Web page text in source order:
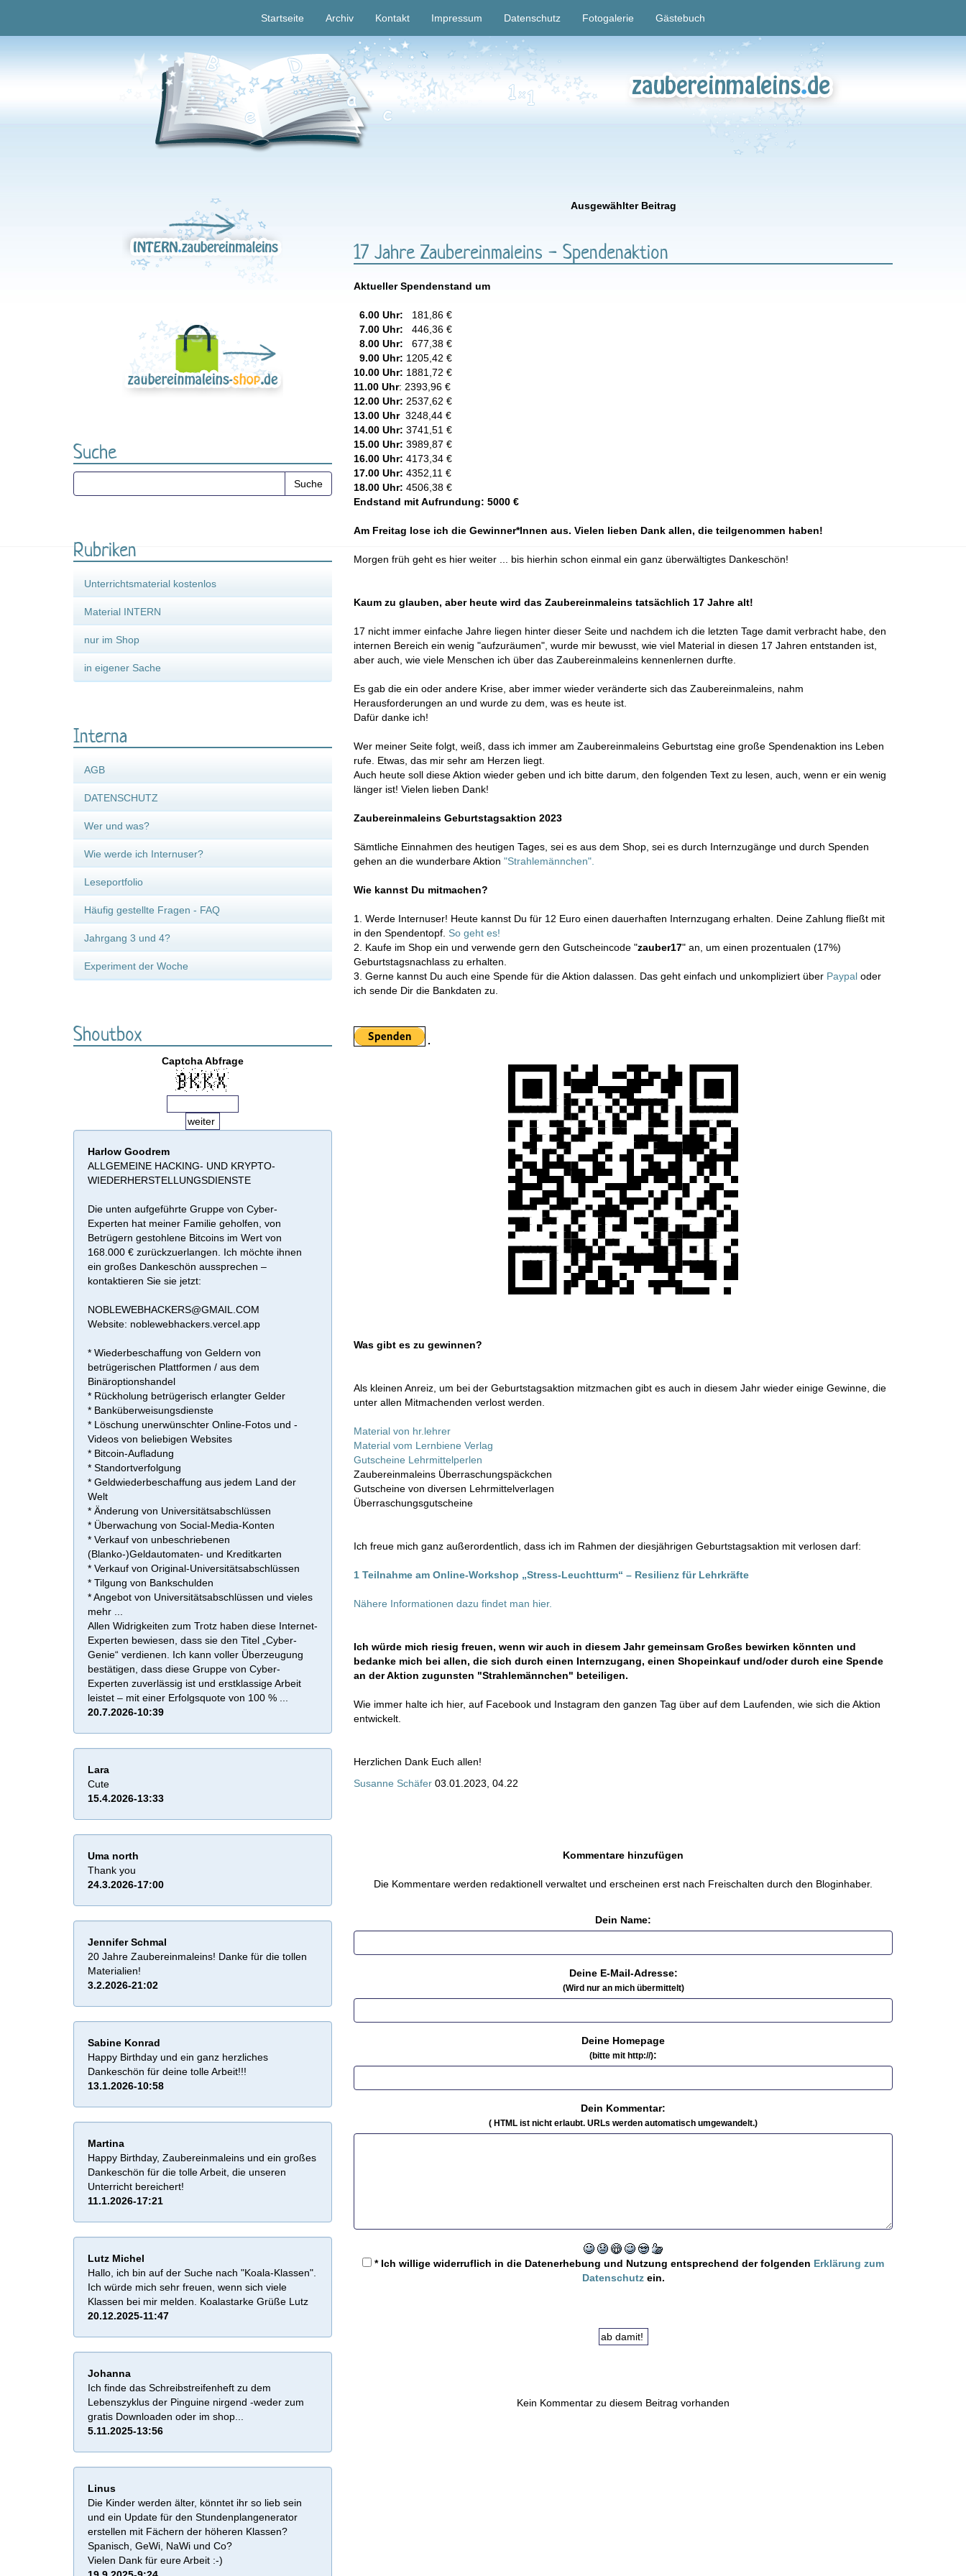
Startseite Archiv Kontakt Impressum Datenschutz Fotogalerie Gästebuch
Ausgewählter Beitrag
17 Jahre Zaubereinmaleins - Spendenaktion
Aktueller Spendenstand um
6.00 Uhr:
181,86 €
7.00 Uhr:
446,36 €
8.00 Uhr: 677,38 €
9.00 Uhr: 1205,42 €
10.00 Uhr: 1881,72 €
11.00 Uhr: 2393,96 €
12.00 Uhr: 2537,62 €
13.00 Uhr3248,44 €
14.00 Uhr: 3741,51 €
15.00 Uhr: 3989,87 €
16.00 Uhr: 4173,34 €
17.00 Uhr: 4352,11 €
18.00 Uhr: 4506,38 €
Endstand mit Aufrundung: 5000 €
Am Freitag lose ich die Gewinner*Innen aus. Vielen lieben Dank allen, die teilgenommen haben!
Morgen früh geht es hier weiter ... bis hierhin schon einmal ein ganz überwältigtes Dankeschön!
Kaum zu glauben, aber heute wird das Zaubereinmaleins tatsächlich 17 Jahre alt!
17 nicht immer einfache Jahre liegen hinter dieser Seite und nachdem ich die letzten Tage damit verbracht habe, den
internen Bereich ein wenig "aufzuräumen", wurde mir bewusst, wie viel Material in diesen 17 Jahren entstanden ist,
aber auch, wie viele Menschen ich über das Zaubereinmaleins kennenlernen durfte.
Es gab die ein oder andere Krise, aber immer wieder veränderte sich das Zaubereinmaleins, nahm
Herausforderungen an und wurde zu dem, was es heute ist.
Dafür danke ich!
Wer meiner Seite folgt, weiß, dass ich immer am Zaubereinmaleins Geburtstag eine große Spendenaktion ins Leben
rufe. Etwas, das mir sehr am Herzen liegt.
Auch heute soll diese Aktion wieder geben und ich bitte darum, den folgenden Text zu lesen, auch, wenn er ein wenig
länger ist! Vielen lieben Dank!
Zaubereinmaleins Geburtstagsaktion 2023
Sämtliche Einnahmen des heutigen Tages, sei es aus dem Shop, sei es durch Internzugänge und durch Spenden
gehen an die wunderbare Aktion "Strahlemännchen".
Wie kannst Du mitmachen?
1. Werde Internuser! Heute kannst Du für 12 Euro einen dauerhaften Internzugang erhalten. Deine Zahlung fließt mit
in den Spendentopf. So geht es!
2. Kaufe im Shop ein und verwende gern den Gutscheincode "zauber17" an, um einen prozentualen (17%)
Geburtstagsnachlass zu erhalten.
3. Gerne kannst Du auch eine Spende für die Aktion dalassen. Das geht einfach und unkompliziert über Paypal oder
ich sende Dir die Bankdaten zu.
Was gibt es zu gewinnen?
Als kleinen Anreiz, um bei der Geburtstagsaktion mitzmachen gibt es auch in diesem Jahr wieder einige Gewinne, die
unter allen Mitmachenden verlost werden.
Material von hr.lehrer
Material vom Lernbiene Verlag
Gutscheine Lehrmittelperlen
Zaubereinmaleins Überraschungspäckchen
Gutscheine von diversen Lehrmittelverlagen
Überraschungsgutscheine
Ich freue mich ganz außerordentlich, dass ich im Rahmen der diesjährigen Geburtstagsaktion mit verlosen darf:
1 Teilnahme am Online-Workshop „Stress-Leuchtturm“ – Resilienz für Lehrkräfte
Nähere Informationen dazu findet man hier.
Ich würde mich riesig freuen, wenn wir auch in diesem Jahr gemeinsam Großes bewirken könnten und
bedanke mich bei allen, die sich durch einen Internzugang, einen Shopeinkauf und/oder durch eine Spende
an der Aktion zugunsten "Strahlemännchen" beteiligen.
Wie immer halte ich hier, auf Facebook und Instagram den ganzen Tag über auf dem Laufenden, wie sich die Aktion
entwickelt.
Herzlichen Dank Euch allen!
Susanne Schäfer 03.01.2023, 04.22
Kommentare hinzufügen
Die Kommentare werden redaktionell verwaltet und erscheinen erst nach Freischalten durch den Bloginhaber.
Dein Name:
Deine E-Mail-Adresse:
(Wird nur an mich übermittelt)
Deine Homepage
(bitte mit http://):
Dein Kommentar:
( HTML ist nicht erlaubt. URLs werden automatisch umgewandelt.)
* Ich willige widerruflich in die Datenerhebung und Nutzung entsprechend der folgenden Erklärung zum
Datenschutzein.
Kein Kommentar zu diesem Beitrag vorhanden
Suche
Rubriken
Unterrichtsmaterial kostenlos
Material INTERN
nur im Shop
in eigener Sache
Interna
AGB
DATENSCHUTZ
Wer und was?
Wie werde ich Internuser?
Leseportfolio
Häufig gestellte Fragen - FAQ
Jahrgang 3 und 4?
Experiment der Woche
Shoutbox
Captcha Abfrage
Harlow Goodrem
ALLGEMEINE HACKING- UND KRYPTO-
WIEDERHERSTELLUNGSDIENSTE
Die unten aufgeführte Gruppe von Cyber-
Experten hat meiner Familie geholfen, von
Betrügern gestohlene Bitcoins im Wert von
168.000 € zurückzuerlangen. Ich möchte ihnen
ein großes Dankeschön aussprechen –
kontaktieren Sie sie jetzt:
NOBLEWEBHACKERS@GMAIL.COM
Website: noblewebhackers.vercel.app
* Wiederbeschaffung von Geldern von
betrügerischen Plattformen / aus dem
Binäroptionshandel
* Rückholung betrügerisch erlangter Gelder
* Banküberweisungsdienste
* Löschung unerwünschter Online-Fotos und -
Videos von beliebigen Websites
* Bitcoin-Aufladung
* Standortverfolgung
* Geldwiederbeschaffung aus jedem Land der
Welt
* Änderung von Universitätsabschlüssen
* Überwachung von Social-Media-Konten
* Verkauf von unbeschriebenen
(Blanko-)Geldautomaten- und Kreditkarten
* Verkauf von Original-Universitätsabschlüssen
* Tilgung von Bankschulden
* Angebot von Universitätsabschlüssen und vieles
mehr ...
Allen Widrigkeiten zum Trotz haben diese Internet-
Experten bewiesen, dass sie den Titel „Cyber-
Genie“ verdienen. Ich kann voller Überzeugung
bestätigen, dass diese Gruppe von Cyber-
Experten zuverlässig ist und erstklassige Arbeit
leistet – mit einer Erfolgsquote von 100 % ...
20.7.2026-10:39
Lara
Cute
15.4.2026-13:33
Uma north
Thank you
24.3.2026-17:00
Jennifer Schmal
20 Jahre Zaubereinmaleins! Danke für die tollen
Materialien!
3.2.2026-21:02
Sabine Konrad
Happy Birthday und ein ganz herzliches
Dankeschön für deine tolle Arbeit!!!
13.1.2026-10:58
Martina
Happy Birthday, Zaubereinmaleins und ein großes
Dankeschön für die tolle Arbeit, die unseren
Unterricht bereichert!
11.1.2026-17:21
Lutz Michel
Hallo, ich bin auf der Suche nach "Koala-Klassen".
Ich würde mich sehr freuen, wenn sich viele
Klassen bei mir melden. Koalastarke Grüße Lutz
20.12.2025-11:47
Johanna
Ich finde das Schreibstreifenheft zu dem
Lebenszyklus der Pinguine nirgend -weder zum
gratis Downloaden oder im shop...
5.11.2025-13:56
Linus
Die Kinder werden älter, könntet ihr so lieb sein
und ein Update für den Stundenplangenerator
erstellen mit Fächern der höheren Klassen?
Spanisch, GeWi, NaWi und Co?
Vielen Dank für eure Arbeit :-)